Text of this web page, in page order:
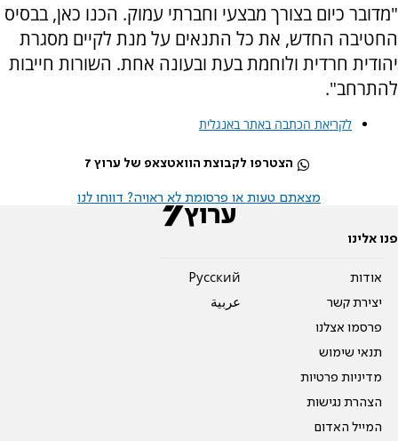
"מדובר כיום בצורך מבצעי וחברתי עמוק. הכנו כאן, בבסיס
החטיבה החדש, את כל התנאים על מנת לקיים מסגרת
יהודית חרדית ולוחמת בעת ובעונה אחת. השורות חייבות
להתרחב".
לקריאת הכתבה באתר באנגלית
הצטרפו לקבוצת הוואטצאפ של ערוץ 7
מצאתם טעות או פרסומת לא ראויה? דווחו לנו
פנו אלינו
אודות
יצירת קשר
פרסמו אצלנו
תנאי שימוש
מדיניות פרטיות
הצהרת נגישות
המייל האדום
Pусский
عربية